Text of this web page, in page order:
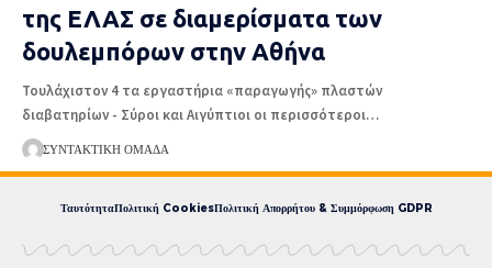
της ΕΛΑΣ σε διαμερίσματα των
δουλεμπόρων στην Αθήνα
Τουλάχιστον 4 τα εργαστήρια «παραγωγής» πλαστών
διαβατηρίων - Σύροι και Αιγύπτιοι οι περισσότεροι…
ΣΥΝΤΑΚΤΙΚΉ ΟΜΆΔΑ
ΤαυτότηταΠολιτική CookiesΠολιτική Απορρήτου & Συμμόρφωση GDPR